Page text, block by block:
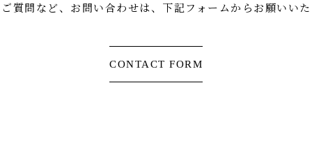
質問など、お問い合わせは、 下記フォームからお願いい
CONTACT FORM